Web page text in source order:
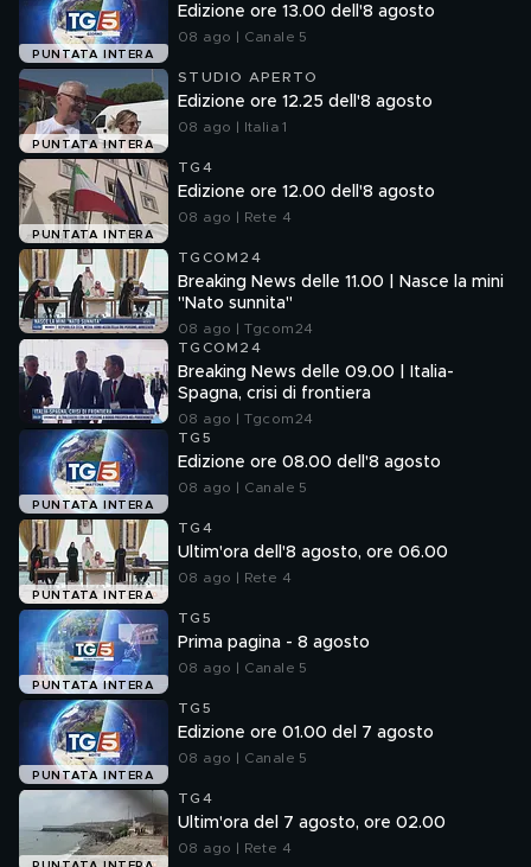
PUNTATA INTERA
Edizione ore 13.00 dell'8 agosto
08 ago | Canale 5
PUNTATA INTERA
STUDIO APERTO
Edizione ore 12.25 dell'8 agosto
08 ago | Italia 1
PUNTATA INTERA
TG4
Edizione ore 12.00 dell'8 agosto
08 ago | Rete 4
TGCOM24
Breaking News delle 11.00 | Nasce la mini
"Nato sunnita"
08 ago | Tgcom24
TGCOM24
Breaking News delle 09.00 | Italia-
Spagna, crisi di frontiera
08 ago | Tgcom24
PUNTATA INTERA
TG5
Edizione ore 08.00 dell'8 agosto
08 ago | Canale 5
PUNTATA INTERA
TG4
Ultim'ora dell'8 agosto, ore 06.00
08 ago | Rete 4
PUNTATA INTERA
TG5
Prima pagina - 8 agosto
08 ago | Canale 5
PUNTATA INTERA
TG5
Edizione ore 01.00 del 7 agosto
08 ago | Canale 5
TG4
Ultim'ora del 7 agosto, ore 02.00
08 ago | Rete 4